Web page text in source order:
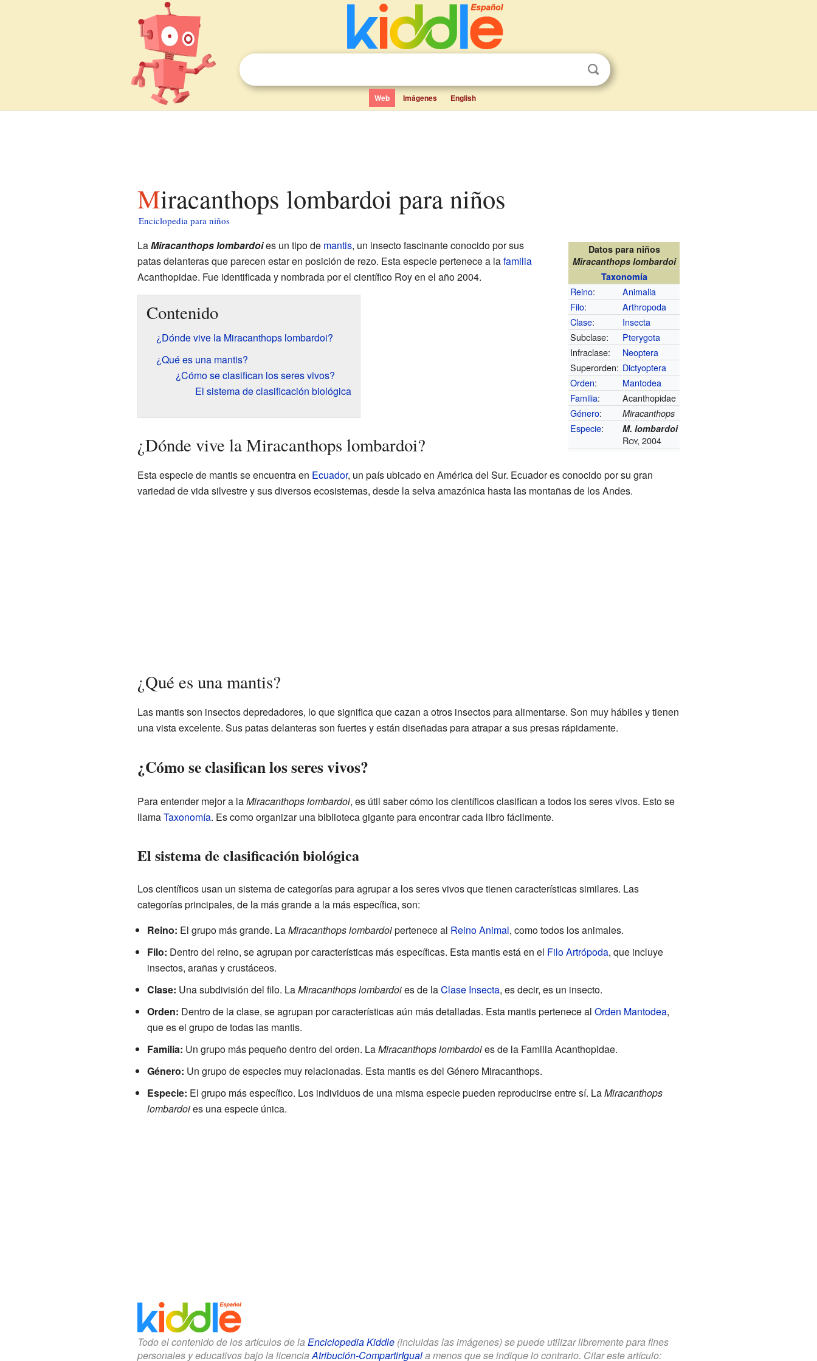
Web Imágenes English
Miracanthops lombardoi para niños
Enciclopedia para niños
Datos para niños
Miracanthops lombardoi
Taxonomía
Reino:
Animalia
Filo:
Arthropoda
Clase:
Insecta
Subclase:
Pterygota
Infraclase:
Neoptera
Superorden: Dictyoptera
Orden:
Mantodea
Familia:
Acanthopidae
Género: Miracanthops
Especie: M. lombardoi
Roy, 2004
LaMiracanthops lombardoies un tipo de mantis, un insecto fascinante conocido por sus
patas delanteras que parecen estar en posición de rezo. Esta especie pertenece a lafamilia
Acanthopidae. Fue identificada y nombrada por el científico Roy en el año 2004.
Contenido
¿Dónde vive la Miracanthops lombardoi?
¿Qué es una mantis?
¿Cómo se clasifican los seres vivos?
El sistema de clasificación biológica
¿Dónde vive la Miracanthops lombardoi?
Esta especie de mantis se encuentra en Ecuador, un país ubicado en América del Sur. Ecuador es conocido por su gran
variedad de vida silvestre y sus diversos ecosistemas, desde la selva amazónica hasta las montañas de los Andes.
¿Qué es una mantis?
Las mantis son insectos depredadores, lo que significa que cazan a otros insectos para alimentarse. Son muy hábiles y tienen
una vista excelente. Sus patas delanteras son fuertes y están diseñadas para atrapar a sus presas rápidamente.
¿Cómo se clasifican los seres vivos?
Para entender mejor a laMiracanthops lombardoi, es útil saber cómo los científicos clasifican a todos los seres vivos. Esto se
llamaTaxonomía. Es como organizar una biblioteca gigante para encontrar cada libro fácilmente.
El sistema de clasificación biológica
Los científicos usan un sistema de categorías para agrupar a los seres vivos que tienen características similares. Las
categorías principales, de la más grande a la más específica, son:
Reino: El grupo más grande. LaMiracanthops lombardoipertenece al Reino Animal, como todos los animales.
Filo: Dentro del reino, se agrupan por características más específicas. Esta mantis está en el Filo Artrópoda, que incluye
insectos, arañas y crustáceos.
Clase: Una subdivisión del filo. LaMiracanthops lombardoies de laClase Insecta, es decir, es un insecto.
Orden: Dentro de la clase, se agrupan por características aún más detalladas. Esta mantis pertenece al Orden Mantodea,
que es el grupo de todas las mantis.
Familia: Un grupo más pequeño dentro del orden. LaMiracanthops lombardoies de la Familia Acanthopidae.
Género: Un grupo de especies muy relacionadas. Esta mantis es del Género Miracanthops.
Especie: El grupo más específico. Los individuos de una misma especie pueden reproducirse entre sí. LaMiracanthops
lombardoies una especie única.
Todo el contenido de los artículos de la Enciclopedia Kiddle(incluidas las imágenes) se puede utilizar libremente para fines
personales y educativos bajo la licenciaAtribución-CompartirIguala menos que se indique lo contrario. Citar este artículo: